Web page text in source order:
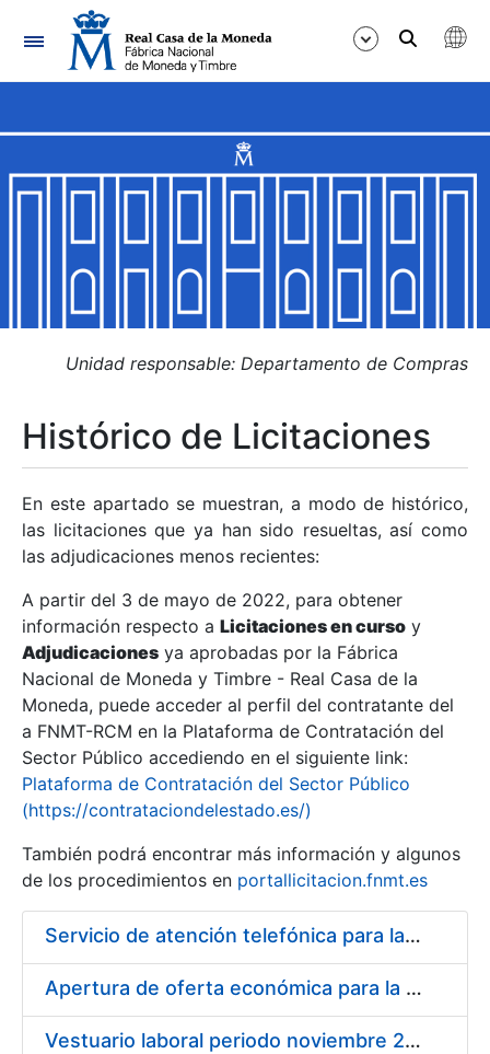
Navegación
Mostrar/Ocultar
Mostrar/Ocultar
Mostrar/Ocultar
Mostrar/Ocultar
Mostrar/Ocultar
Mostrar/Ocultar
Unidad responsable: Departamento de Compras
Histórico de Licitaciones
En este apartado se muestran, a modo de histórico,
las licitaciones que ya han sido resueltas, así como
las adjudicaciones menos recientes:
A partir del 3 de mayo de 2022, para obtener
información respecto a Licitaciones en curso y
Adjudicaciones ya aprobadas por la Fábrica
Nacional de Moneda y Timbre - Real Casa de la
Moneda, puede acceder al perfil del contratante del
a FNMT-RCM en la Plataforma de Contratación del
Sector Público accediendo en el siguiente link:
Plataforma de Contratación del Sector Público
(https://contrataciondelestado.es/)
También podrá encontrar más información y algunos
de los procedimientos en portallicitacion.fnmt.es
Servicio de atención telefónica para la FNMT-RCM
Apertura de oferta económica para la licitación del servicio de atención telefónica
Vestuario laboral periodo noviembre 2014 – noviembre 2016